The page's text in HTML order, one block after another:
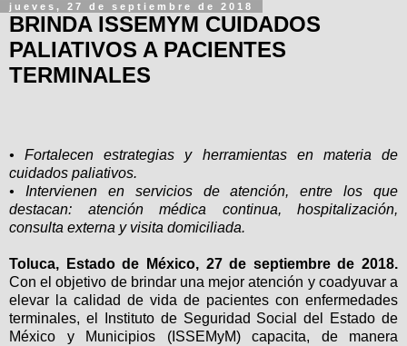
jueves, 27 de septiembre de 2018
BRINDA ISSEMYM CUIDADOS
PALIATIVOS A PACIENTES
TERMINALES
• Fortalecen estrategias y herramientas en materia de
cuidados paliativos.
• Intervienen en servicios de atención, entre los que
destacan: atención médica continua, hospitalización,
consulta externa y visita domiciliada.
Toluca, Estado de México, 27 de septiembre de 2018.
Con el objetivo de brindar una mejor atención y coadyuvar a
elevar la calidad de vida de pacientes con enfermedades
terminales, el Instituto de Seguridad Social del Estado de
México y Municipios (ISSEMyM) capacita, de manera